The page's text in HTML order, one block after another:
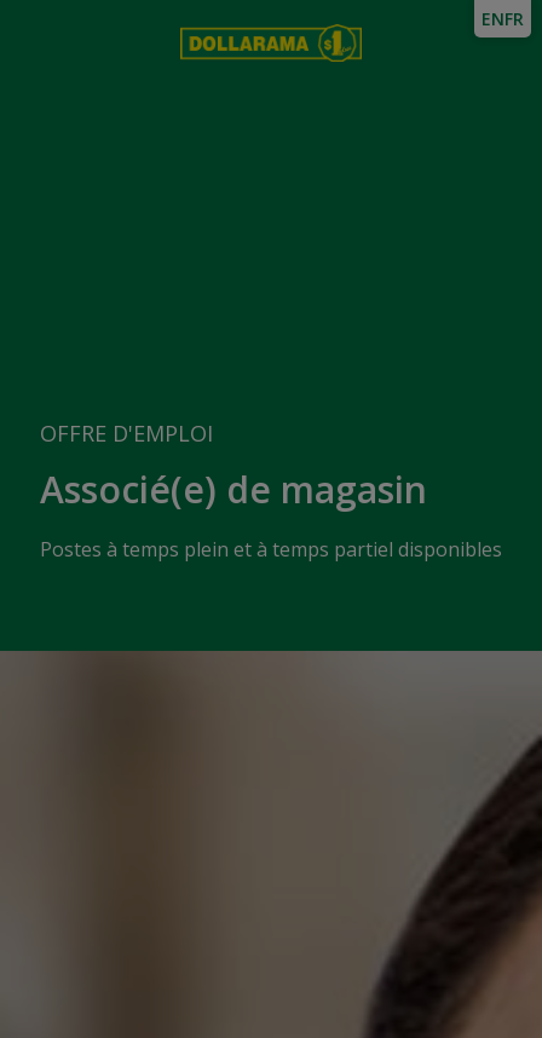
OFFRE D'EMPLOI
Associé(e) de magasin
Postes à temps plein et à temps partiel disponibles
ENFR